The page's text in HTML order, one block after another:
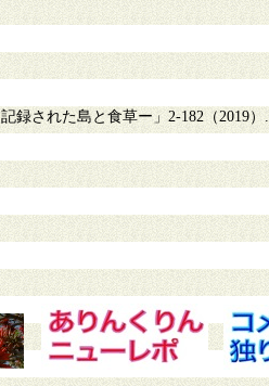
録された島と食草ー」2-182（2019）.